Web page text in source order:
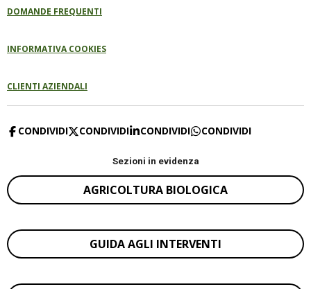
DOMANDE FREQUENTI
INFORMATIVA COOKIES
CLIENTI AZIENDALI
CONDIVIDI CONDIVIDI CONDIVIDI CONDIVIDI
Sezioni in evidenza
AGRICOLTURA BIOLOGICA
GUIDA AGLI INTERVENTI